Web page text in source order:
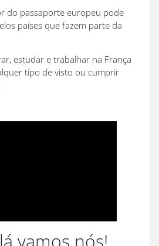
do passaporte europeu pode
países que fazem parte da
estudar e trabalhar na França
tipo de visto ou cumprir